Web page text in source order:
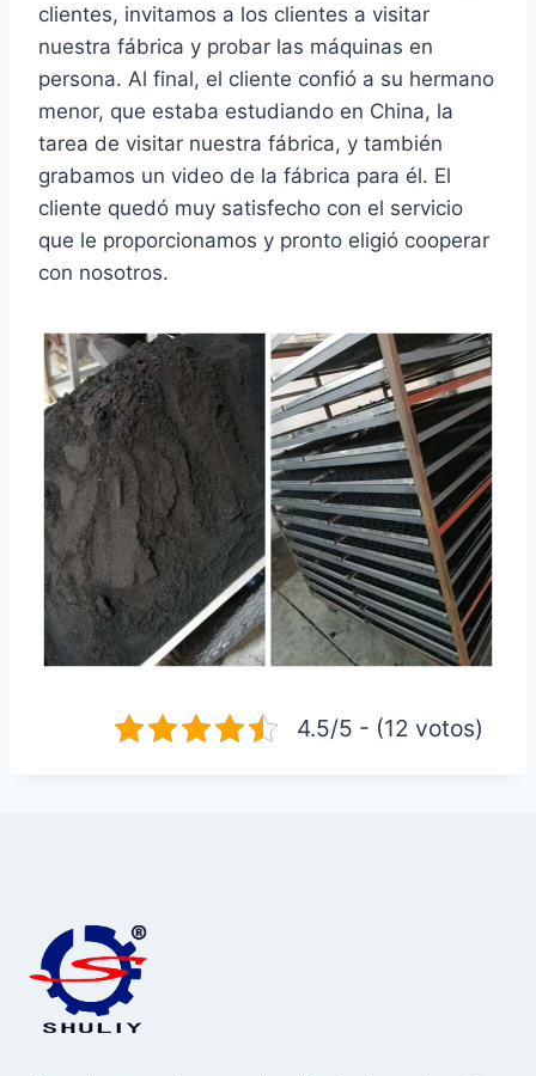
clientes, invitamos a los clientes a visitar
nuestra fábrica y probar las máquinas en
persona. Al final, el cliente confió a su hermano
menor, que estaba estudiando en China, la
tarea de visitar nuestra fábrica, y también
grabamos un video de la fábrica para él. El
cliente quedó muy satisfecho con el servicio
que le proporcionamos y pronto eligió cooperar
con nosotros.
4.5/5 - (12 votos)